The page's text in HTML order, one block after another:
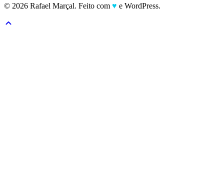
© 2026 Rafael Marçal. Feito com ♥ e WordPress.